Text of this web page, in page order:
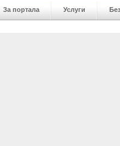
За портала Услуги